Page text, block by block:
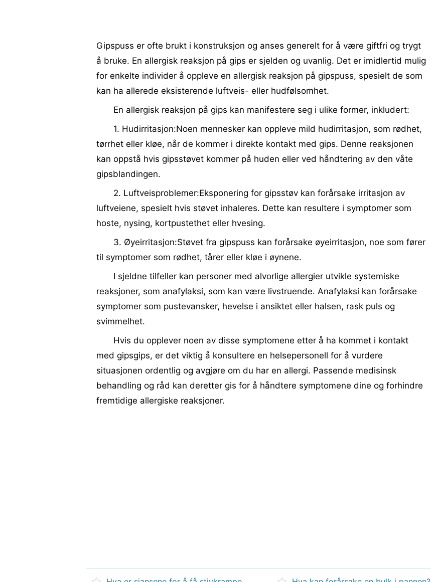
Gipspuss er ofte brukt i konstruksjon og anses generelt for å være giftfri og trygt
å bruke. En allergisk reaksjon på gips er sjelden og uvanlig. Det er imidlertid mulig
for enkelte individer å oppleve en allergisk reaksjon på gipspuss, spesielt de som
kan ha allerede eksisterende luftveis- eller hudfølsomhet.
En allergisk reaksjon på gips kan manifestere seg i ulike former, inkludert:
1. Hudirritasjon:Noen mennesker kan oppleve mild hudirritasjon, som rødhet,
tørrhet eller kløe, når de kommer i direkte kontakt med gips. Denne reaksjonen
kan oppstå hvis gipsstøvet kommer på huden eller ved håndtering av den våte
gipsblandingen.
2. Luftveisproblemer:Eksponering for gipsstøv kan forårsake irritasjon av
luftveiene, spesielt hvis støvet inhaleres. Dette kan resultere i symptomer som
hoste, nysing, kortpustethet eller hvesing.
3. Øyeirritasjon:Støvet fra gipspuss kan forårsake øyeirritasjon, noe som fører
til symptomer som rødhet, tårer eller kløe i øynene.
I sjeldne tilfeller kan personer med alvorlige allergier utvikle systemiske
reaksjoner, som anafylaksi, som kan være livstruende. Anafylaksi kan forårsake
symptomer som pustevansker, hevelse i ansiktet eller halsen, rask puls og
svimmelhet.
Hvis du opplever noen av disse symptomene etter å ha kommet i kontakt
med gipsgips, er det viktig å konsultere en helsepersonell for å vurdere
situasjonen ordentlig og avgjøre om du har en allergi. Passende medisinsk
behandling og råd kan deretter gis for å håndtere symptomene dine og forhindre
fremtidige allergiske reaksjoner.